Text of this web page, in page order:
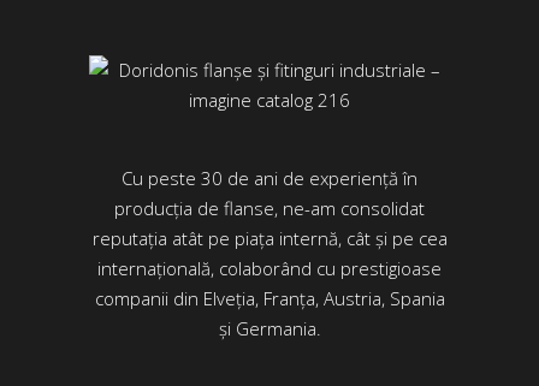
Cu peste 30 de ani de experiență în
producția de flanse, ne-am consolidat
reputația atât pe piața internă, cât și pe cea
internațională, colaborând cu prestigioase
companii din Elveția, Franța, Austria, Spania
și Germania.